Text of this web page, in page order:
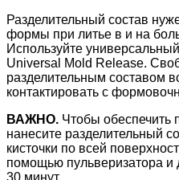
Разделительный состав
формы при литье в и на
Используйте
Universal Mold Release.
разделительным составом
контактировать с
ВАЖНО. Чтобы обеспечить
нанесите разделительный
кисточки по всей
помощью пульверизатора и
30 минут.